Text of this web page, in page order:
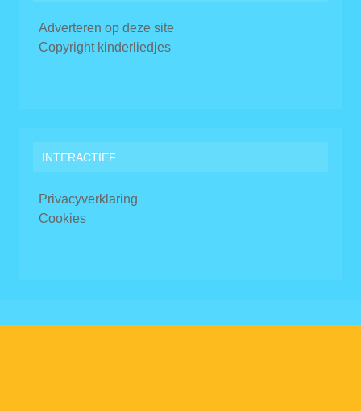
Adverteren op deze site
Copyright kinderliedjes
INTERACTIEF
Privacyverklaring
Cookies